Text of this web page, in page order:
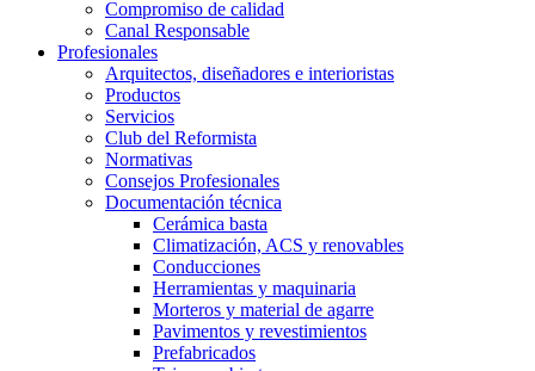
Compromiso de calidad
Canal Responsable
Profesionales
Arquitectos, diseñadores e interioristas
Productos
Servicios
Club del Reformista
Normativas
Consejos Profesionales
Documentación técnica
Cerámica basta
Climatización, ACS y renovables
Conducciones
Herramientas y maquinaria
Morteros y material de agarre
Pavimentos y revestimientos
Prefabricados